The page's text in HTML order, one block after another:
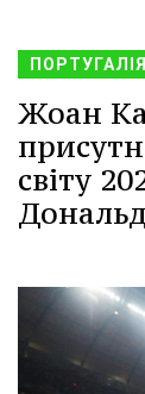
ПОРТУГАЛІЯ
Жоан
світу